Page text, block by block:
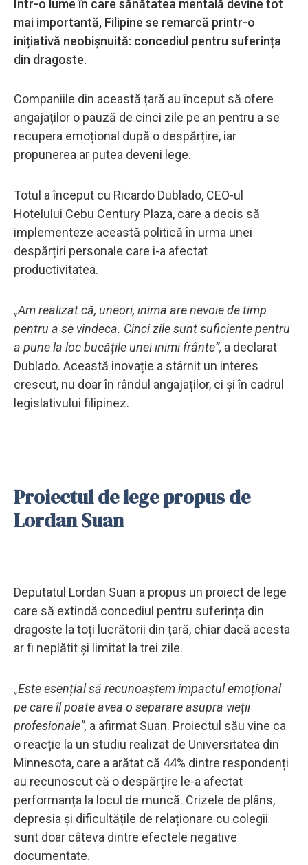
Într-o lume în care sănătatea mentală devine tot
mai importantă, Filipine se remarcă printr-o
inițiativă neobișnuită: concediul pentru suferința
din dragoste.
Companiile din această țară au început să ofere
angajaților o pauză de cinci zile pe an pentru a se
recupera emoțional după o despărțire, iar
propunerea ar putea deveni lege.
Totul a început cu Ricardo Dublado, CEO-ul
Hotelului Cebu Century Plaza, care a decis să
implementeze această politică în urma unei
despărțiri personale care i-a afectat
productivitatea.
„Am realizat că, uneori, inima are nevoie de timp
pentru a se vindeca. Cinci zile sunt suficiente pentru
a pune la loc bucățile unei inimi frânte”, a declarat
Dublado. Această inovație a stârnit un interes
crescut, nu doar în rândul angajaților, ci și în cadrul
legislativului filipinez.
Proiectul de lege propus de
Lordan Suan
Deputatul Lordan Suan a propus un proiect de lege
care să extindă concediul pentru suferința din
dragoste la toți lucrătorii din țară, chiar dacă acesta
ar fi neplătit și limitat la trei zile.
„Este esențial să recunoaștem impactul emoțional
pe care îl poate avea o separare asupra vieții
profesionale”, a afirmat Suan. Proiectul său vine ca
o reacție la un studiu realizat de Universitatea din
Minnesota, care a arătat că 44% dintre respondenți
au recunoscut că o despărțire le-a afectat
performanța la locul de muncă. Crizele de plâns,
depresia și dificultățile de relaționare cu colegii
sunt doar câteva dintre efectele negative
documentate.